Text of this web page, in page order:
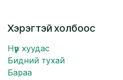
Хэрэгтэй холбоос
Нүүр хуудас
Бидний тухай
Бараа